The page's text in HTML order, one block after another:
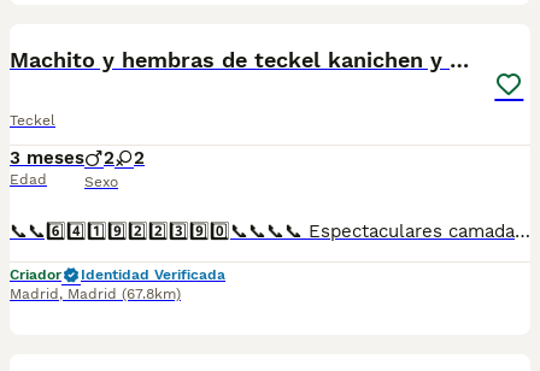
Machito y hembras de teckel kanichen y miniatura
Teckel
3 meses
Edad
2 2
Sexo
📞📞6️⃣4️⃣1️⃣9️⃣2️⃣2️⃣3️⃣9️⃣0️⃣📞📞📞📞 Espectaculares camadas de perritos de teckel miniatura y kanichén nacionales descendientes de las mejores líneas de sangre. Disponibles tanto hembras como machos. Las camadas están bajo supervisión veterinaria desde su nacimiento hasta que son entregadas a su nueva familia. Criados por un equipo de profesionales y mejores personas que, con más de 20 años de experiencia , cuidan a los animales por vocación, aplicando una cría ética y responsable para que cada cachorro se desarrolle con la mejor salud y con un buen temperamento. Todos los cachorritos se entregan con unos dos meses y medio de edad y sus vacunas correspondientes, desparasitados interna y externamente, con certificado de salud, y garantía tanto por enfermedad vírica como congénito genética. Posibilidad de entregar en toda España mediante transporte propio preparado para animales y con chofer privado. Los precios pueden variar según las características y morfología de cada cachorro. Añádenos al whats app o llámanos, y encantados atenderemos todas tus dudas y consultas. Teléfono / Whats app: 641 92 23 90
Criador
Identidad Verificada
Madrid , Madrid (67.8km)